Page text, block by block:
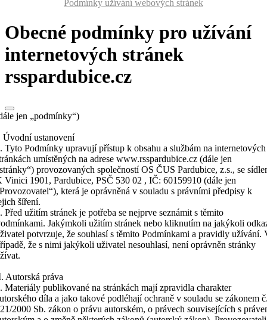
Podmínky užívání webových stránek
Obecné podmínky pro užívání
internetových stránek
rsspardubice.cz
jen „podmínky“)
Úvodní ustanovení
Tyto Podmínky upravují přístup k obsahu a službám na internetových
umístěných na adrese www.rsspardubice.cz (dále jen
provozovaných společností OS ČUS Pardubice, z.s., se
Vinici 1901, Pardubice, PSČ 530 02 , IČ: 60159910 (dále jen
která je oprávněná v souladu s právními předpisy k
šíření.
Před užitím stránek je potřeba se nejprve seznámit s těmito
Jakýmkoli užitím stránek nebo kliknutím na jakýkoli
potvrzuje, že souhlasí s těmito Podmínkami a pravidly užívání.
že s nimi jakýkoli uživatel nesouhlasí, není oprávněn stránky
Autorská práva
Materiály publikované na stránkách mají zpravidla charakter
díla a jako takové podléhají ochraně v souladu se zákonem
2000 Sb. zákon o právu autorském, o právech souvisejících s